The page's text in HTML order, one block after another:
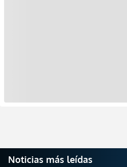
Noticias más leídas